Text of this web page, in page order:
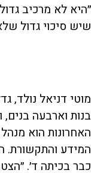
״היא לא מרכיב
שיש סיכוי גדול
האחרונות הוא
המידע והתקשורת.
כבר בכיתה ד׳.